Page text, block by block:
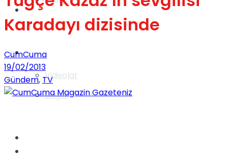
Videolar
Gündem
Yaşam
Sağlık
Karadayı dizisinde
CumCuma
19/02/2013
Gündem, TV